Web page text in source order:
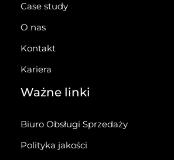
Case study
O nas
Kontakt
Kariera
Ważne linki
Biuro Obsługi Sprzedaży
Polityka jakości